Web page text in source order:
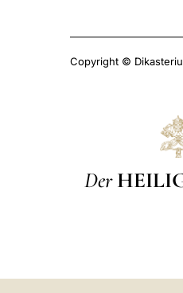
Copyright ©
Der